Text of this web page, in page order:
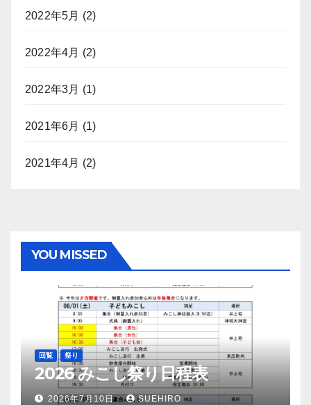
2022年5月 (2)
2022年4月 (2)
2022年3月 (1)
2021年6月 (1)
2021年4月 (2)
YOU MISSED
回覧 祭り
2026 みこし祭り日程表
2026年7月10日 SUEHIRO